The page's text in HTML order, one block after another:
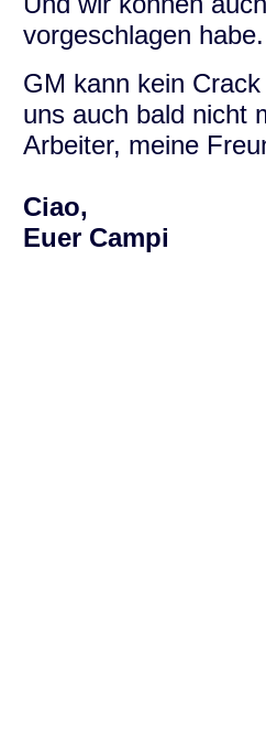
vorgeschlagen habe.
GM kann kein
uns auch bald nicht
Arbeiter, meine
Ciao,
Euer Campi